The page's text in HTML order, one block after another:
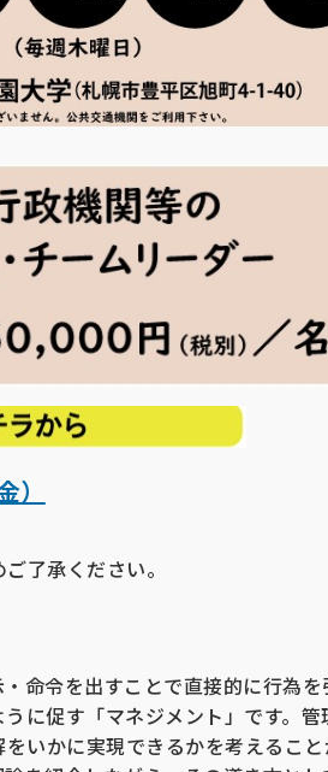
了承ください。
命令を出すことで直接的に行為を
に促す「マネジメント」です。管
いかに実現できるかを考えるこ